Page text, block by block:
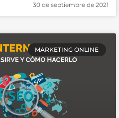
30 de septiembre de 2021
MARKETING ONLINE